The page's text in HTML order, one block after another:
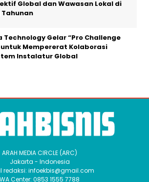
Global dan Wawasan Lokal di
Technology Gelar “Pro Challenge
untuk Mempererat Kolaborasi
Instalatur Global
ARAH MEDIA CIRCLE (ARC)
Jakarta - Indonesia
redaksi: infoekbis@gmail.com
WA Center: 0853 1555 7788